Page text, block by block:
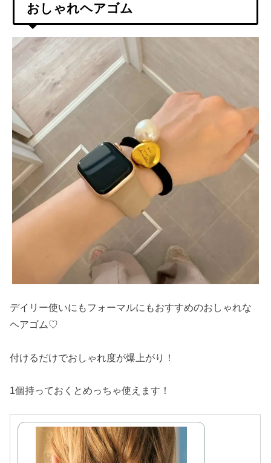
おしゃれヘアゴム
デイリー使いにもフォーマルにもおすすめのおしゃれな
ヘアゴム♡
付けるだけでおしゃれ度が爆上がり！
1個持っておくとめっちゃ使えます！